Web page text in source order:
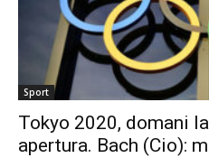
Sport
Tokyo 2020, domani
apertura. Bach (Cio):